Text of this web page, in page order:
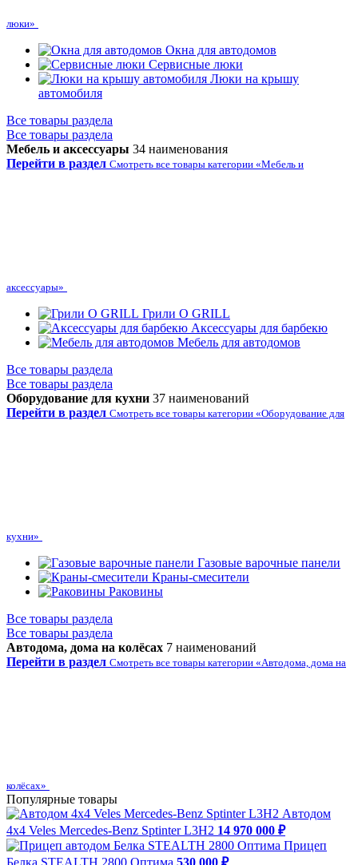
люки»
Окна для автодомов
Сервисные люки
Люки на крышу
автомобиля
Все товары раздела
Все товары раздела
Мебель и аксессуары 34 наименования
Перейти в раздел Смотреть все товары категории «Мебель и
аксессуары»
Грили O GRILL
Аксессуары для барбекю
Мебель для автодомов
Все товары раздела
Все товары раздела
Оборудование для кухни 37 наименований
Перейти в раздел Смотреть все товары категории «Оборудование для
кухни»
Газовые варочные панели
Краны-смесители
Раковины
Все товары раздела
Все товары раздела
Автодома, дома на колёсах 7 наименований
Перейти в раздел Смотреть все товары категории «Автодома, дома на
колёсах»
Популярные товары
Автодом
4х4 Veles Mercedes-Benz Sptinter L3H2 14 970 000 ₽
Прицеп
Белка STEALTH 2800 Оптима 530 000 ₽